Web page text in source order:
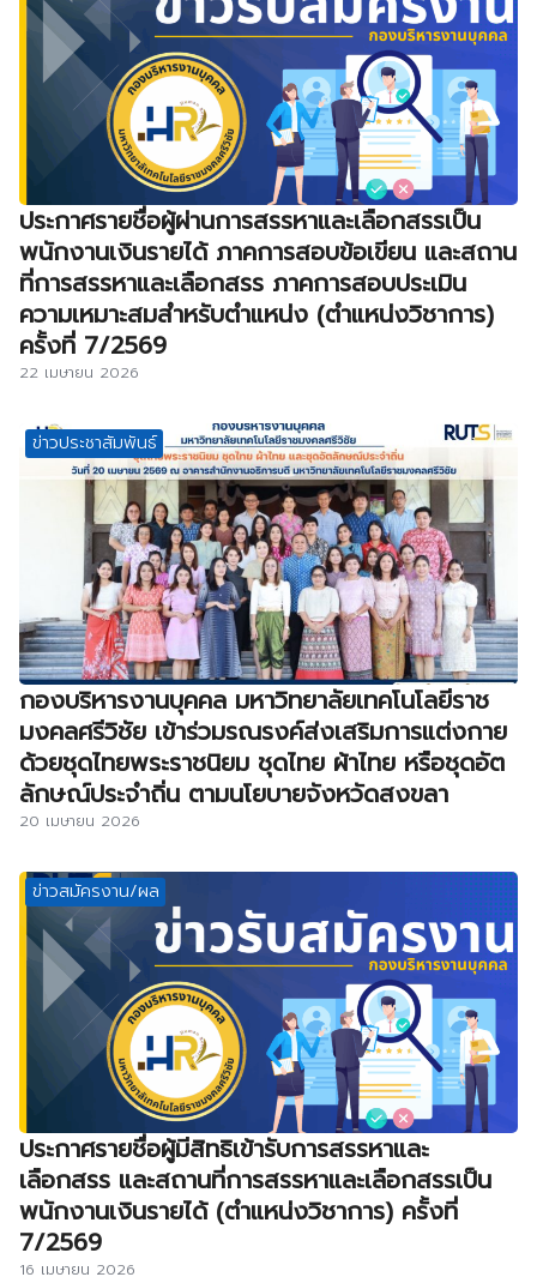
ประกาศรายชื่อผู้ผ่านการสรรหาและเลือกสรรเป็น
พนักงานเงินรายได้ ภาคการสอบข้อเขียน และสถาน
ที่การสรรหาและเลือกสรร ภาคการสอบประเมิน
ความเหมาะสมสำหรับตำแหน่ง (ตำแหน่งวิชาการ)
ครั้งที่ 7/2569
22 เมษายน 2026
ข่าวประชาสัมพันธ์
กองบริหารงานบุคคล มหาวิทยาลัยเทคโนโลยีราช
มงคลศรีวิชัย เข้าร่วมรณรงค์ส่งเสริมการแต่งกาย
ด้วยชุดไทยพระราชนิยม ชุดไทย ผ้าไทย หรือชุดอัต
ลักษณ์ประจำถิ่น ตามนโยบายจังหวัดสงขลา
20 เมษายน 2026
ข่าวสมัครงาน/ผล
ประกาศรายชื่อผู้มีสิทธิเข้ารับการสรรหาและ
เลือกสรร และสถานที่การสรรหาและเลือกสรรเป็น
พนักงานเงินรายได้ (ตำแหน่งวิชาการ) ครั้งที่
7/2569
16 เมษายน 2026